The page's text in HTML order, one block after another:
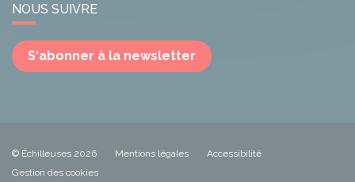
NOUS SUIVRE
S'abonner à la newsletter
© Échilleuses 2026 Mentions légales
Accessibilité
Gestion des cookies